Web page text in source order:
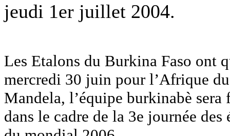
jeudi 1er juillet 2004.
Les Etalons du Burkina Faso ont
mercredi 30 juin pour l’Afrique
Mandela, l’équipe burkinabè sera
dans le cadre de la 3e journée